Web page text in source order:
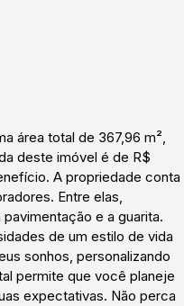
área total de 367,96 m²,
deste imóvel é de R$
A propriedade conta
Entre elas,
e a guarita.
de um estilo de vida
sonhos, personalizando
permite que você planeje
expectativas. Não perca